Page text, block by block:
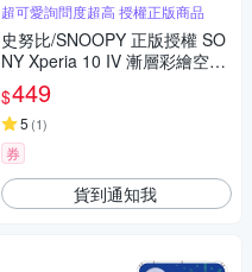
超可愛詢問度超高 授權正版商品
史努比/SNOOPY 正版授權 SO
NY Xperia 10 IV 漸層彩繪空壓
手機殼(郊遊)
$449
5 (1)
券
貨到通知我